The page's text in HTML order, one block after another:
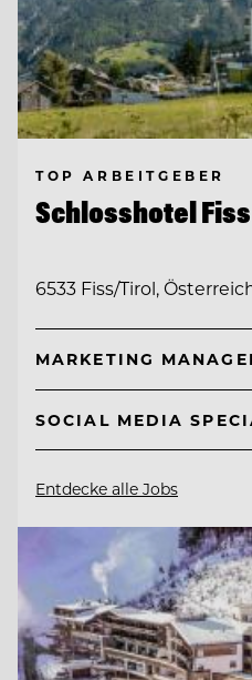
TOP ARBEITGEBER
Schlosshotel Fiss
6533 Fiss/Tirol,
MARKETING
SOCIAL MEDIA
Entdecke alle Jobs